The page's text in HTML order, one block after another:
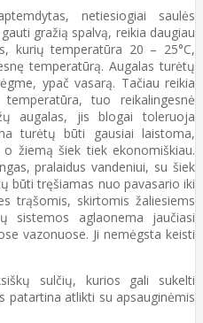
netiesiogiai saulės
gražią spalvą, reikia daugiau
kurių temperatūra 20 – 25°C,
temperatūrą. Augalas turėtų
ypač vasarą. Tačiau reikia
tuo reikalingesnė
augalas, jis blogai toleruoja
turėtų būti gausiai laistoma,
žiemą šiek tiek ekonomiškiau.
pralaidus vandeniui, su šiek
būti tręšiamas nuo pavasario iki
trąšomis, skirtomis žaliesiems
sistemos aglaonema jaučiasi
vazonuose. Ji nemėgsta keisti
sulčių, kurios gali sukelti
patartina atlikti su apsauginėmis